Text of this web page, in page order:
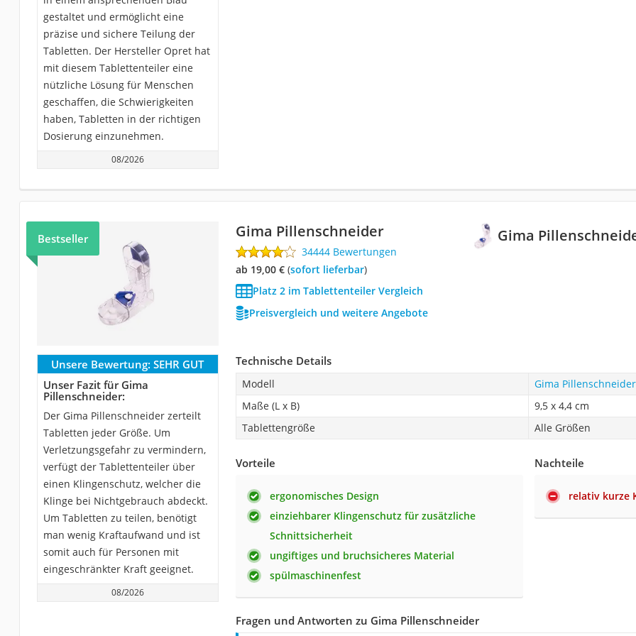
gestaltet und ermöglicht eine
präzise und sichere Teilung der
Tabletten. Der Hersteller Opret hat
mit diesem Tablettenteiler eine
nützliche Lösung für Menschen
geschaffen, die Schwierigkeiten
haben, Tabletten in der richtigen
Dosierung einzunehmen.
08/2026
Gima
Bestseller Gima Pillenschneider
34444 Bewertungen
ab 19,00 €( Sofort lieferbar)
Platz 2 im Tablettenteiler Vergleich
Preisvergleich und weitere Angebote
Unsere Bewertung: SEHR GUT
Unser Fazit für Gima
Pillenschneider:
Der Gima Pillenschneider zerteilt
Tabletten jeder Größe. Um
Verletzungsgefahr zu vermindern,
verfügt der Tablettenteiler über
einen Klingenschutz, welcher die
Klinge bei Nichtgebrauch abdeckt.
Um Tabletten zu teilen, benötigt
man wenig Kraftaufwand und ist
somit auch für Personen mit
eingeschränkter Kraft geeignet.
08/2026
Technische Details
Modell
Gima Pillenschneider
Maße (L x B)
9,5 x 4,4 cm
Tablettengröße
Alle Größen
Vorteile
ergonomisches Design
einziehbarer Klingenschutz für zusätzliche
Schnittsicherheit
ungiftiges und bruchsicheres Material
spülmaschinenfest
Nachteile
relativ kurze
Fragen und Antworten zu Gima Pillenschneider